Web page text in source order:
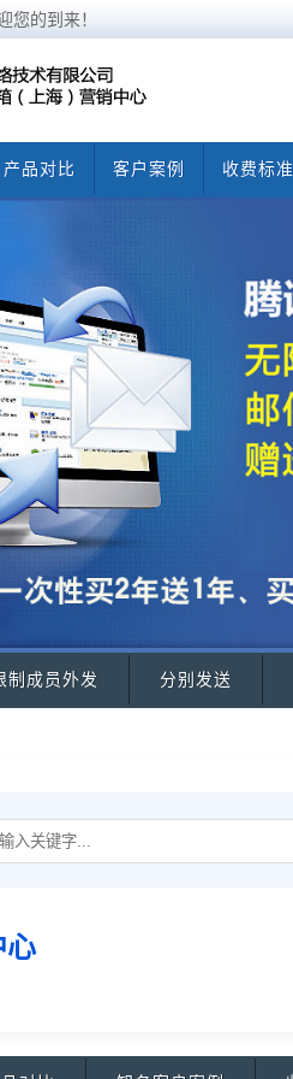
您的到来！
产品对比 客户案例 收费标准
制成员外发 分别发送
心